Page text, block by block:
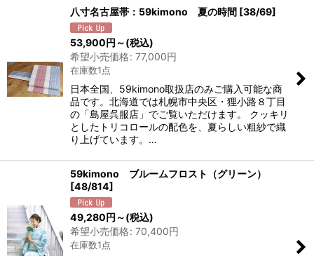
八寸名古屋帯：59kimono 夏の時間 [38/69]
53,900円 ～(税込)
希望小売価格: 77,000円
在庫数1点
日本全国、59kimono取扱店のみご購入可能な商
品です。北海道では札幌市中央区・狸小路８丁目
の「島屋呉服店」でご覧いただけます。 クッキリ
としたトリコロールの配色を、夏らしい粗紗で織
り上げています。…
59kimono ブルームフロスト（グリーン）
[48/814]
49,280円 ～(税込)
希望小売価格: 70,400円
在庫数1点